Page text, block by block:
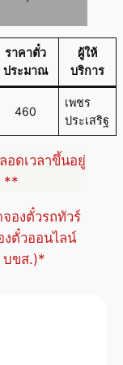
ราคาตั๋ว
ประมาณ
ผู้ให้
บริการ
460
เพชร
ประเสริฐ
อดเวลาขึ้นอยู่
**
องตั๋วรถทัวร์
งตั๋วออนไลน์
บขส.)*